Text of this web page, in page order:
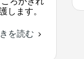
します。
を読む